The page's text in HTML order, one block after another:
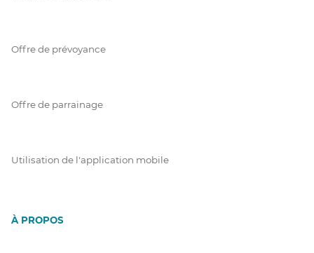
Offre de prévoyance
Offre de parrainage
Utilisation de l'application mobile
À PROPOS